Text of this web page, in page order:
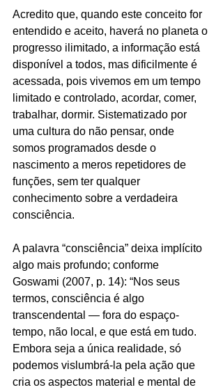
Acredito que, quando este conceito for
entendido e aceito, haverá no planeta o
progresso ilimitado, a informação está
disponível a todos, mas dificilmente é
acessada, pois vivemos em um tempo
limitado e controlado, acordar, comer,
trabalhar, dormir. Sistematizado por
uma cultura do não pensar, onde
somos programados desde o
nascimento a meros repetidores de
funções, sem ter qualquer
conhecimento sobre a verdadeira
consciência.
A palavra “consciência” deixa implícito
algo mais profundo; conforme
Goswami (2007, p. 14): “Nos seus
termos, consciência é algo
transcendental — fora do espaço-
tempo, não local, e que está em tudo.
Embora seja a única realidade, só
podemos vislumbrá-la pela ação que
cria os aspectos material e mental de